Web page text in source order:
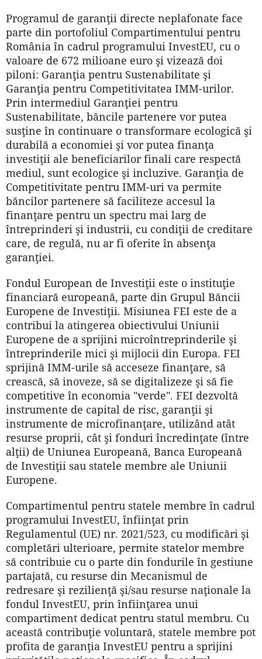
Programul de garanţii directe neplafonate face
parte din portofoliul Compartimentului pentru
România în cadrul programului InvestEU, cu o
valoare de 672 milioane euro şi vizează doi
piloni: Garanţia pentru Sustenabilitate şi
Garanţia pentru Competitivitatea IMM-urilor.
Prin intermediul Garanţiei pentru
Sustenabilitate, băncile partenere vor putea
susţine în continuare o transformare ecologică şi
durabilă a economiei şi vor putea finanţa
investiţii ale beneficiarilor finali care respectă
mediul, sunt ecologice şi incluzive. Garanţia de
Competitivitate pentru IMM-uri va permite
băncilor partenere să faciliteze accesul la
finanţare pentru un spectru mai larg de
întreprinderi şi industrii, cu condiţii de creditare
care, de regulă, nu ar fi oferite în absenţa
garanţiei.
Fondul European de Investiţii este o instituţie
financiară europeană, parte din Grupul Băncii
Europene de Investiţii. Misiunea FEI este de a
contribui la atingerea obiectivului Uniunii
Europene de a sprijini microîntreprinderile şi
întreprinderile mici şi mijlocii din Europa. FEI
sprijină IMM-urile să acceseze finanţare, să
crească, să inoveze, să se digitalizeze şi să fie
competitive în economia "verde". FEI dezvoltă
instrumente de capital de risc, garanţii şi
instrumente de microfinanţare, utilizând atât
resurse proprii, cât şi fonduri încredinţate (între
alţii) de Uniunea Europeană, Banca Europeană
de Investiţii sau statele membre ale Uniunii
Europene.
Compartimentul pentru statele membre în cadrul
programului InvestEU, înfiinţat prin
Regulamentul (UE) nr. 2021/523, cu modificări şi
completări ulterioare, permite statelor membre
să contribuie cu o parte din fondurile în gestiune
partajată, cu resurse din Mecanismul de
redresare şi rezilienţă şi/sau resurse naţionale la
fondul InvestEU, prin înfiinţarea unui
compartiment dedicat pentru statul membru. Cu
această contribuţie voluntară, statele membre pot
profita de garanţia InvestEU pentru a sprijini